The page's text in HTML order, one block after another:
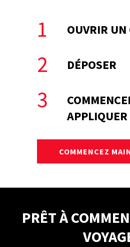
1 OUVRIR UN
2 DÉPOSER
3
APPLIQUER
COMMENCEZ
PRÊT À